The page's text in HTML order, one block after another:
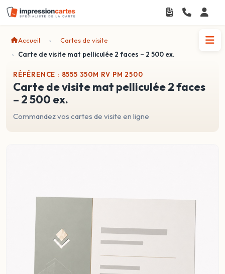
Accueil
Cartes de visite
Carte de visite mat pelliculée 2 faces – 2 500 ex.
RÉFÉRENCE : 8555 350M RV PM 2500
carte de visite mat pelliculée 2 faces
– 2 500 ex.
Commandez vos cartes de visite en ligne